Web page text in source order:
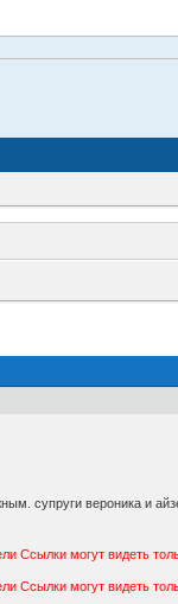
супруги вероника и
Ссылки могут видеть
Ссылки могут видеть